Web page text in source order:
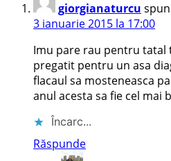
giorgianaturcu
3 ianuarie 2015 la 17:00
Imu pare rau pentru tatal
pregatit pentru un asa
flacaul sa mosteneasca
anul acesta sa fie cel mai
Încarc...
Răspunde